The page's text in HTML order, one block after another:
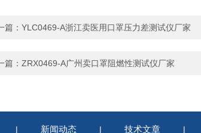
篇： YLC0469-A浙江卖医用口罩压力差测试仪厂家
篇： ZRX0469-A广州卖口罩阻燃性测试仪厂家
| 新闻动态 | 技术文章 |